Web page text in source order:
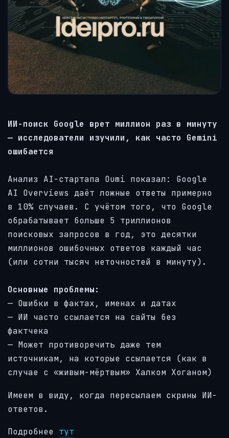
ИИ-поиск Google врет миллион раз в минуту
— исследователи изучили, как часто Gemini
ошибается
Анализ AI-стартапа Oumi показал: Google
AI Overviews даёт ложные ответы примерно
в 10% случаев. С учётом того, что Google
обрабатывает больше 5 триллионов
поисковых запросов в год, это десятки
миллионов ошибочных ответов каждый час
(или сотни тысяч неточностей в минуту).
Основные проблемы:
— Ошибки в фактах, именах и датах
— ИИ часто ссылается на сайты без
фактчека
— Может противоречить даже тем
источникам, на которые ссылается (как в
случае с «живым-мёртвым» Халком Хоганом)
Имеем в виду, когда пересылаем скрины ИИ-
ответов.
Подробнее тут